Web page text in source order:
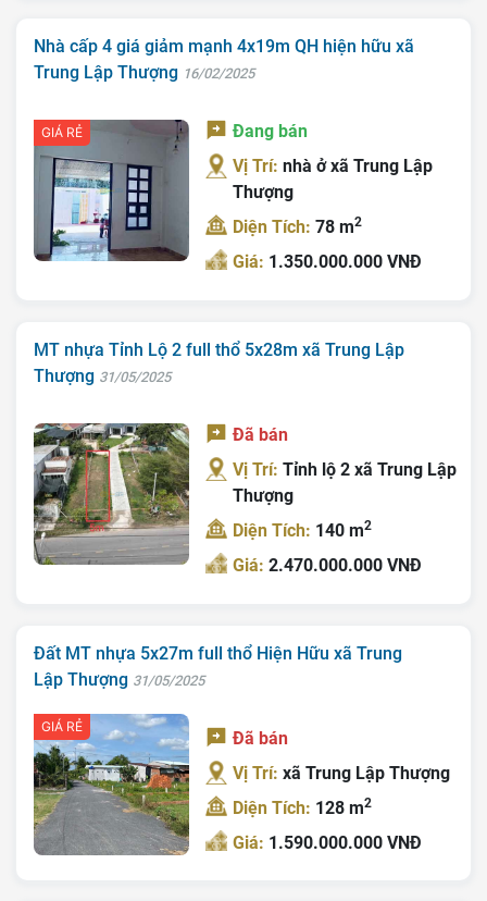
Bán Đất
Nhà Bán
Nhà Đất Giá Tốt
Ký Gửi
Liên Hệ
Tin Tức
Nhà cấp 4 giá giảm mạnh 4x19m QH hiện hữu xã
Trung Lập Thượng 16/02/2025
GIÁ RẺ
Đang bán
Vị Trí:nhà ở xã Trung Lập
Thượng
Diện Tích:78 m2
Giá: 1.350.000.000 VNĐ
MT nhựa Tỉnh Lộ 2 full thổ 5x28m xã Trung Lập
Thượng 31/05/2025
Đã bán
Vị Trí:Tỉnh lộ 2 xã Trung Lập
Thượng
Diện Tích: 140 m2
Giá:2.470.000.000 VNĐ
Đất MT nhựa 5x27m full thổ Hiện Hữu xã Trung
Lập Thượng 31/05/2025
GIÁ RẺ
Đã bán
Vị Trí:xã Trung Lập Thượng
Diện Tích: 128 m2
Giá: 1.590.000.000 VNĐ